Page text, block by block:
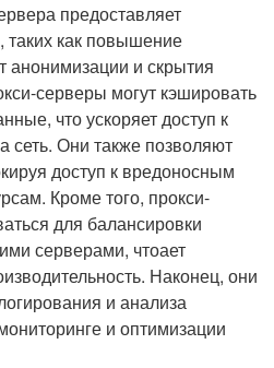
предоставляет
как повышение
анонимизации и скрытия
серверы могут кэшировать
что ускоряет доступ к
сеть. Они также позволяют
доступ к вредоносным
Кроме того, прокси-
для балансировки
серверами, чтоает
Наконец, они
и анализа
и оптимизации